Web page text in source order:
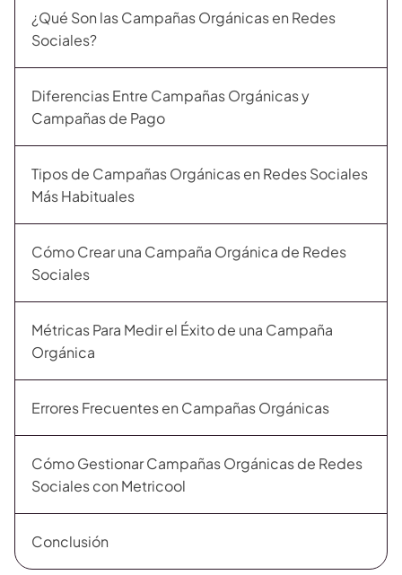
¿Qué Son las Campañas Orgánicas en Redes
Sociales?
Diferencias Entre Campañas Orgánicas y
Campañas de Pago
Tipos de Campañas Orgánicas en Redes Sociales
Más Habituales
Cómo Crear una Campaña Orgánica de Redes
Sociales
Métricas Para Medir el Éxito de una Campaña
Orgánica
Errores Frecuentes en Campañas Orgánicas
Cómo Gestionar Campañas Orgánicas de Redes
Sociales con Metricool
Conclusión